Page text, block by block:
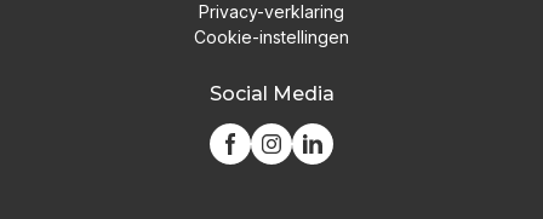
Privacy-verklaring
Cookie-instellingen
Social Media